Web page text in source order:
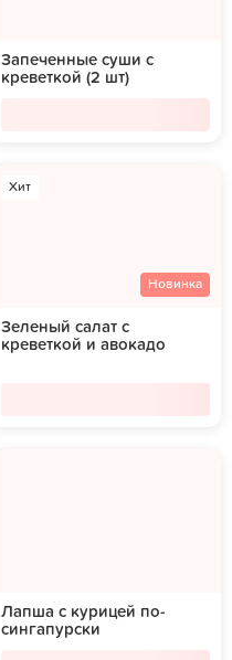
Запеченные суши с
креветкой (2 шт)
Хит
Новинка
Зеленый салат с
креветкой и авокадо
Лапша с курицей по-
сингапурски